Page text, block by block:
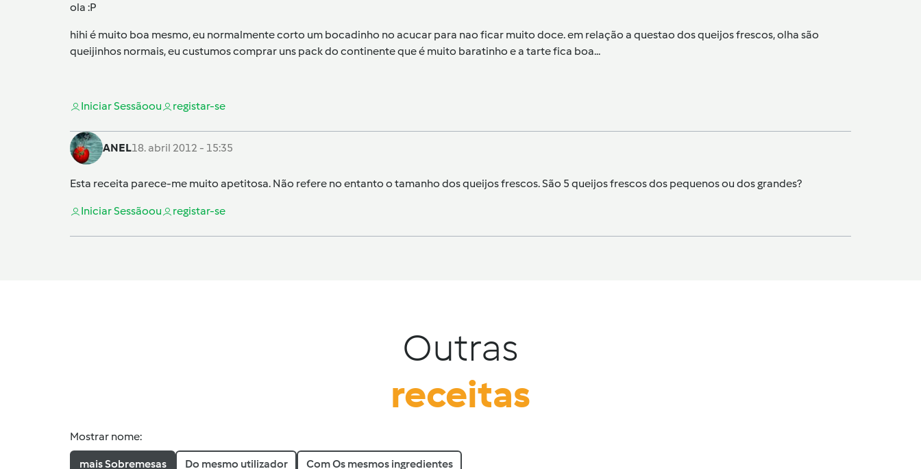
ola :P
hihi é muito boa mesmo, eu normalmente corto um bocadinho no acucar para nao ficar muito doce. em relação a questao dos queijos frescos, olha são
queijinhos normais, eu custumos comprar uns pack do continente que é muito baratinho e a tarte fica boa...
Iniciar Sessãoou registar-se
ANEL18. abril 2012 - 15:35
Esta receita parece-me muito apetitosa. Não refere no entanto o tamanho dos queijos frescos. São 5 queijos frescos dos pequenos ou dos grandes?
Iniciar Sessãoou registar-se
Outras
receitas
Mostrar nome:
mais Sobremesas Do mesmo utilizador Com Os mesmos ingredientes